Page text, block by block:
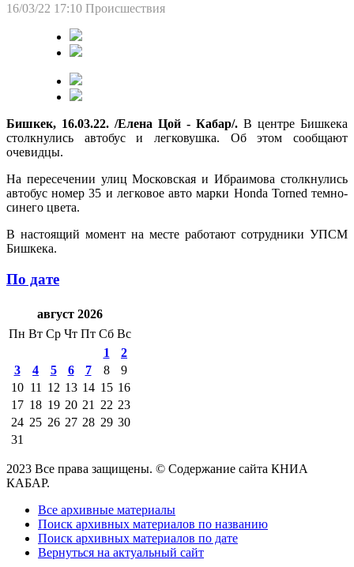
16/03/22 17:10 Происшествия
Бишкек, 16.03.22. /Елена Цой - Кабар/. В центре Бишкека
столкнулись автобус и легковушка. Об этом сообщают
очевидцы.
На пересечении улиц Московская и Ибраимова столкнулись
автобус номер 35 и легковое авто марки Honda Torned темно-
синего цвета.
В настоящий момент на месте работают сотрудники УПСМ
Бишкека.
По дате
август 2026
Пн Вт Ср Чт Пт Сб Вс
1
2
3
4 5 6 7 8
9
10 11 12 13 14 15 16
17 18 19 20 21 22 23
24 25 26 27 28 29 30
31
2023 Все права защищены. © Содержание сайта КНИА
КАБАР.
Все архивные материалы
Поиск архивных материалов по названию
Поиск архивных материалов по дате
Вернуться на актуальный сайт